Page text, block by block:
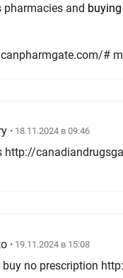
pharmacies and
#
• 18.11.2024 в 09:46
http://
• 19.11.2024 в 15:08
no prescription